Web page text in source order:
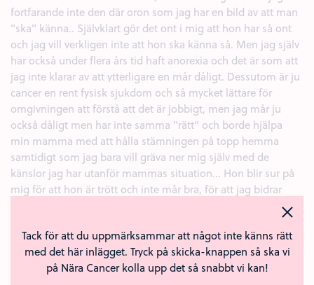
Tack för att du uppmärksammar att något inte känns rätt
med det här inlägget. Tryck på skicka-knappen så ska vi
på Nära Cancer kolla upp det så snabbt vi kan!
fortfarande inte den där oron som jag har en bild av att man
"ska" känna.. Självklart gör det ont i mig att hon har så ont
och jag vill verkligen inte att hon ska känna så. Men jag själv
har också under flera års tid haft anorexia och det är som att
jag inte klarar av att ytterligare en mår dåligt. Dessutom är ju
cancer en rent fysisk sjukdom och så mycket lättare för
omgivningen att förstå att det är jobbigt, men jag mår ju
också dåligt men har inte samma "rätt" och borde hjälpa
min mamma med att hålla stämningen på topp hemma
samtidigt som jag bara vill gräva ner mig själv med de
känslor jag har utanför mammas situation... Hon blir sur på
mig för att hon är trött och inte mår bra, för att jag bidrar
med negativ energi i hemmet - men har inte jag också rätt
Förlåt, jag behöver bara få ur mig allt och jag vet inte vart jag
ska vända mig och så fick jag höra om näracancer och ja..
här sitter jag.